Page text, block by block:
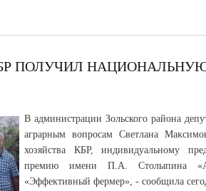
ПОЛУЧИЛ
В администрации Зольского района
аграрным вопросам Светлана
хозяйства КБР, индивидуальному
премию имени П.А. Столыпина
«Эффективный фермер», - сообщила